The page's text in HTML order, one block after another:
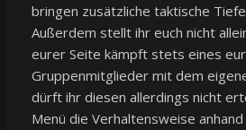
bringen zusätzliche taktische
Außerdem stellt ihr euch nicht
eurer Seite kämpft stets eines
Gruppenmitglieder mit dem
dürft ihr diesen allerdings nicht
Menü die Verhaltensweise